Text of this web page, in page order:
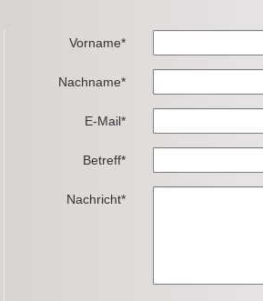
Vorname*
Nachname*
E-Mail*
Betreff*
Nachricht*